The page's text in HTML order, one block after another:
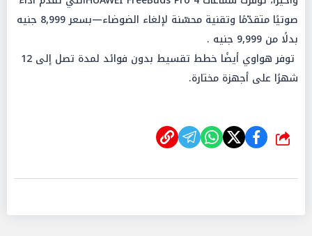
صوتيًا متقدّمًا وتقنية محسّنة لإلغاء الضوضاء—بسعر 8,999 جنيه
بدلًا من 9,999 جنيه .
توفر هواوي أيضًا خطط تقسيط بدون فوائد لمدة تصل إلى 12
شهرًا على أجهزة مختارة.
شارك